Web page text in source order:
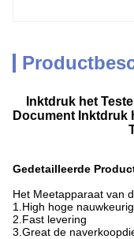
Inktdruk het
Document Inktdruk
Gedetailleerde
Het Meetapparaat van
1.High hoge
2.Fast levering
3.Great de